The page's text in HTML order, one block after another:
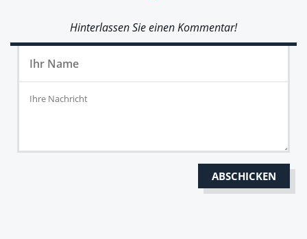
Hinterlassen Sie einen Kommentar!